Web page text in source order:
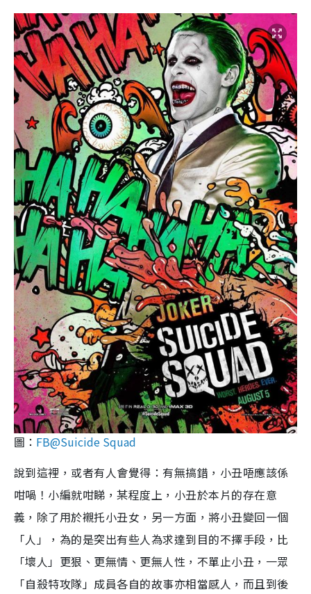
圖： FB@Suicide Squad
說到這裡，或者有人會覺得：有無搞錯，小丑唔應該係
咁喎！小編就咁睇，某程度上，小丑於本片的存在意
義，除了用於襯托小丑女，另一方面，將小丑變回一個
「人」，為的是突出有些人為求達到目的不擇手段，比
「壞人」更狠、更無情、更無人性，不單止小丑，一眾
「自殺特攻隊」成員各自的故事亦相當感人，而且到後